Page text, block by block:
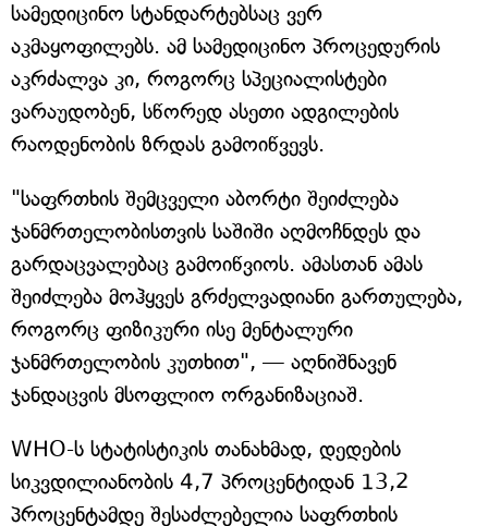
სამედიცინო სტანდარტებსაც ვერ
აკმაყოფილებს. ამ სამედიცინო პროცედურის
აკრძალვა კი, როგორც სპეციალისტები
ვარაუდობენ, სწორედ ასეთი ადგილების
რაოდენობის ზრდას გამოიწვევს.
"საფრთხის შემცველი აბორტი შეიძლება
ჯანმრთელობისთვის საშიში აღმოჩნდეს და
გარდაცვალებაც გამოიწვიოს. ამასთან ამას
შეიძლება მოჰყვეს გრძელვადიანი გართულება,
როგორც ფიზიკური ისე მენტალური
ჯანმრთელობის კუთხით", — აღნიშნავენ
ჯანდაცვის მსოფლიო ორგანიზაციაშ.
WHO-ს სტატისტიკის თანახმად, დედების
სიკვდილიანობის 4,7 პროცენტიდან 13,2
პროცენტამდე შესაძლებელია საფრთხის